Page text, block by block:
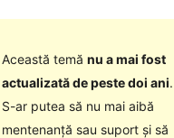
Această temă nu a mai fost
actualizată de peste doi ani.
S-ar putea să nu mai aibă
mentenanță sau suport și să